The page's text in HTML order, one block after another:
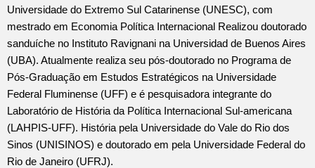
Universidade do Extremo Sul Catarinense (UNESC), com
mestrado em Economia Política Internacional Realizou doutorado
sanduíche no Instituto Ravignani na Universidad de Buenos Aires
(UBA). Atualmente realiza seu pós-doutorado no Programa de
Pós-Graduação em Estudos Estratégicos na Universidade
Federal Fluminense (UFF) e é pesquisadora integrante do
Laboratório de História da Política Internacional Sul-americana
(LAHPIS-UFF). História pela Universidade do Vale do Rio dos
Sinos (UNISINOS) e doutorado em pela Universidade Federal do
Rio de Janeiro (UFRJ).